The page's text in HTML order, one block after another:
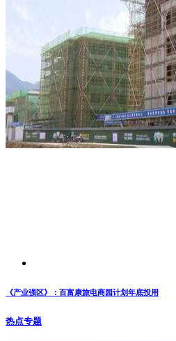
《产业强区》：百富康旅电商园计划年底投用
热点专题